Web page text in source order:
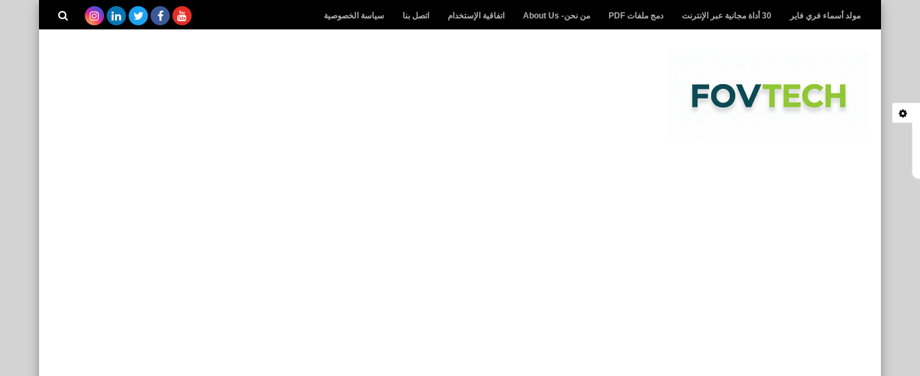
مولد أسماء فري فاير 30 أداة مجانية عبر الإنترنت دمج ملفات PDF من نحن- About Us اتفاقية الإستخدام اتصل بنا سياسة الخصوصية